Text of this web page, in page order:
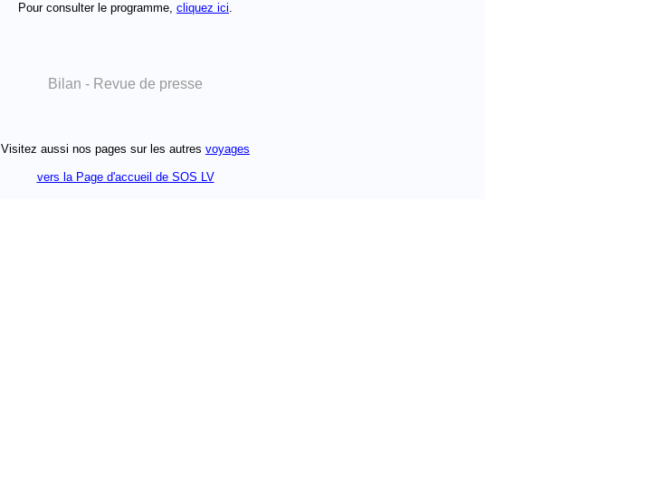
Pour consulter le programme, cliquez ici.
Bilan - Revue de presse
Visitez aussi nos pages sur les autres voyages
vers la Page d'accueil de SOS LV